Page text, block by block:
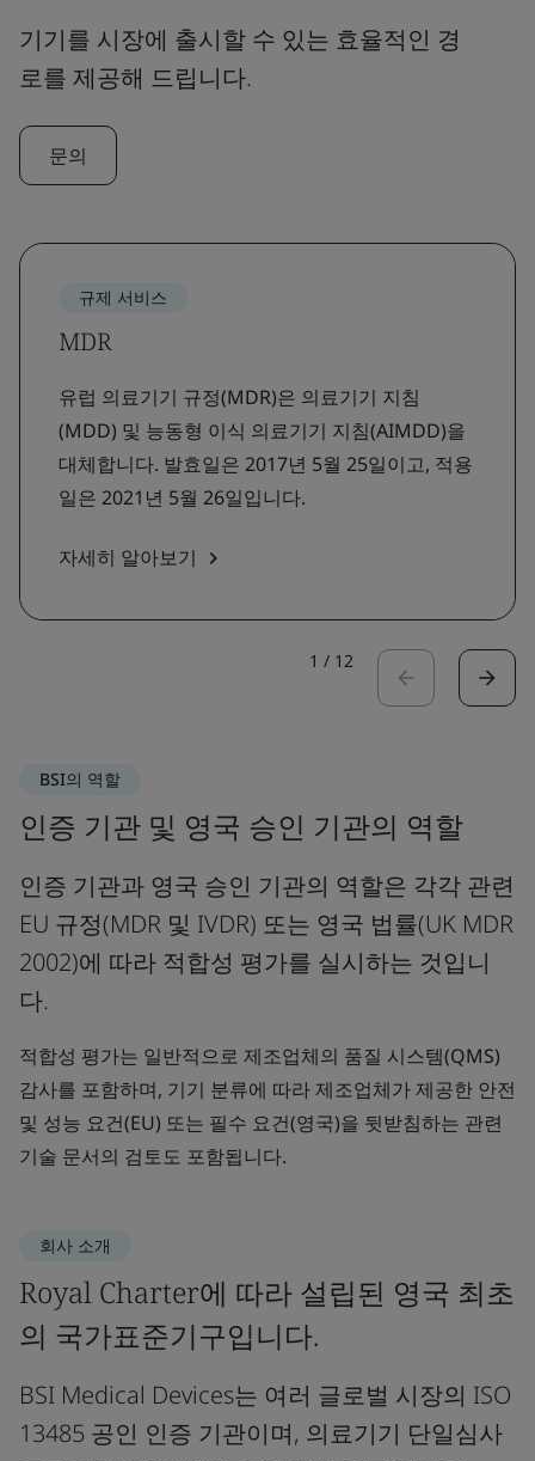
기기를 시장에 출시할 수 있는 효율적인 경
로를 제공해 드립니다.
문의
규제 서비스
MDR
유럽 의료기기 규정(MDR)은 의료기기 지침
(MDD) 및 능동형 이식 의료기기 지침(AIMDD)을
대체합니다. 발효일은 2017년 5월 25일이고, 적용
일은 2021년 5월 26일입니다.
자세히 알아보기
1 / 12
BSI의 역할
인증 기관 및 영국 승인 기관의 역할
인증 기관과 영국 승인 기관의 역할은 각각 관련
EU 규정(MDR 및 IVDR) 또는 영국 법률(UK MDR
2002)에 따라 적합성 평가를 실시하는 것입니
다.
적합성 평가는 일반적으로 제조업체의 품질 시스템(QMS)
감사를 포함하며, 기기 분류에 따라 제조업체가 제공한 안전
및 성능 요건(EU) 또는 필수 요건(영국)을 뒷받침하는 관련
기술 문서의 검토도 포함됩니다.
회사 소개
Royal Charter에 따라 설립된 영국 최초
의 국가표준기구입니다.
BSI Medical Devices는 여러 글로벌 시장의 ISO
13485 공인 인증 기관이며, 의료기기 단일심사